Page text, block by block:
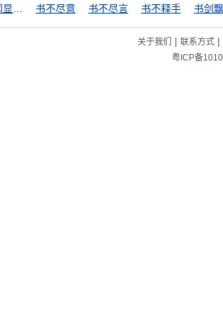
书不尽意 书不尽言 书不释手 书剑
关于我们 | 联系方式|
粤ICP备